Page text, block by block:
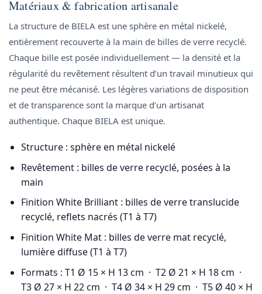
Matériaux & fabrication artisanale
La structure de BIELA est une sphère en métal nickelé,
entièrement recouverte à la main de billes de verre recyclé.
Chaque bille est posée individuellement — la densité et la
régularité du revêtement résultent d’un travail minutieux qui
ne peut être mécanisé. Les légères variations de disposition
et de transparence sont la marque d’un artisanat
authentique. Chaque BIELA est unique.
Structure : sphère en métal nickelé
Revêtement : billes de verre recyclé, posées à la
main
Finition White Brilliant : billes de verre translucide
recyclé, reflets nacrés (T1 à T7)
Finition White Mat : billes de verre mat recyclé,
lumière diffuse (T1 à T7)
Formats : T1 Ø 15 × H 13 cm · T2 Ø 21 × H 18 cm ·
T3 Ø 27 × H 22 cm · T4 Ø 34 × H 29 cm · T5 Ø 40 × H